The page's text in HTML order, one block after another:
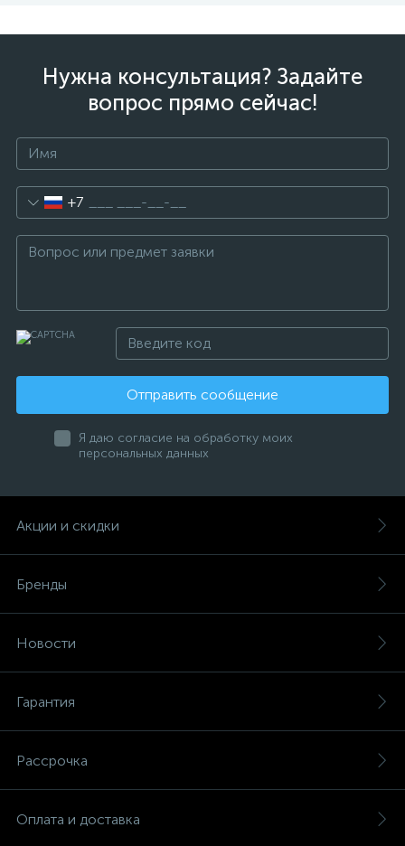
Нужна консультация? Задайте
вопрос прямо сейчас!
+7
Отправить сообщение
Я даю согласие на обработку моих
персональных данных
Акции и скидки
Бренды
Новости
Гарантия
Рассрочка
Оплата и доставка